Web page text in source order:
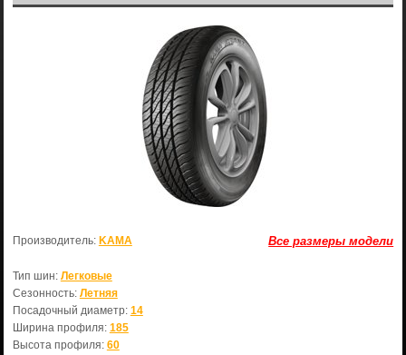
Все размеры модели
Производитель: KAMA
Тип шин: Легковые
Сезонность: Летняя
Посадочный диаметр: 14
Ширина профиля: 185
Высота профиля: 60